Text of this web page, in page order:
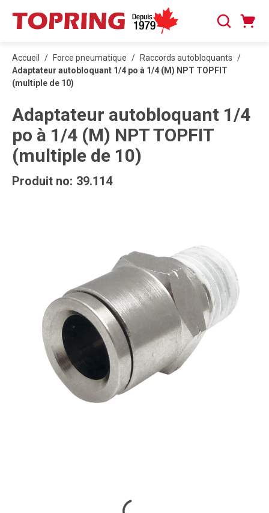
PASSER AU CONTENU PRINCIPAL
Recherche
Accueil / Force pneumatique / Raccords autobloquants /
Adaptateur autobloquant 1/4 po à 1/4 (M) NPT TOPFIT
(multiple de 10)
Adaptateur autobloquant 1/4
po à 1/4 (M) NPT TOPFIT
(multiple de 10)
Produit no: 39.114